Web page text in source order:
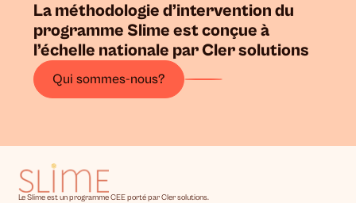
La méthodologie d’intervention du
programme Slime est conçue à
l’échelle nationale par Cler solutions
Qui sommes-nous?
Le Slime est un programme CEE porté par Cler solutions.